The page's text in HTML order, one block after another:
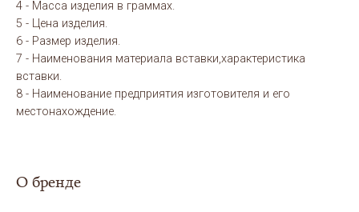
4 - Масса изделия в граммах.
5 - Цена изделия.
6 - Размер изделия.
7 - Наименования материала вставки,характеристика
вставки.
8 - Наименование предприятия изготовителя и его
местонахождение.
О бренде